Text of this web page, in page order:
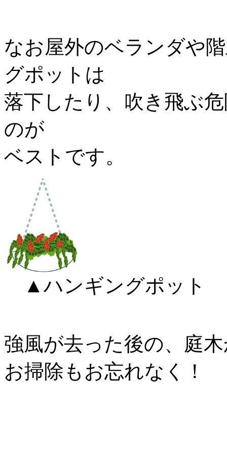
なお屋外のベランダや
グポットは
落下したり、吹き飛ぶ
のが
ベストです。
▲ハンギングポット
強風が去った後の、庭
お掃除もお忘れなく！